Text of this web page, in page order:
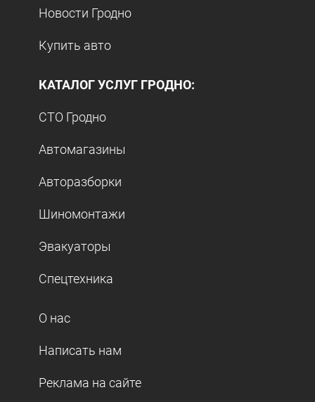
Новости Гродно
Купить авто
КАТАЛОГ УСЛУГ ГРОДНО:
СТО Гродно
Автомагазины
Авторазборки
Шиномонтажи
Эвакуаторы
Спецтехника
О нас
Написать нам
Реклама на сайте